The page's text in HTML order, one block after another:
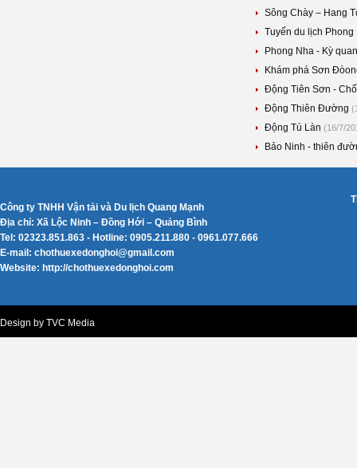
Sông Chày – Hang
Tuyến du lịch
Phong Nha - Kỳ
Khám phá Sơn
Động Tiên Sơn -
Động Thiên Đường
Động Tú Làn (16/7/
Bảo Ninh - thiên
Công ty TNHH Vận tải và Du lịch Quang Mạnh
Địa chỉ: Xã Lộc Ninh – Đồng Hới – Quảng Bình
Tel: 02323.851.863 - Hotline: 0905.211.880 - 0961.077.666
E-mail: chothuexedonghoi@gmail.com
Website: http://chothuexedonghoi.com
Design by TVC Media